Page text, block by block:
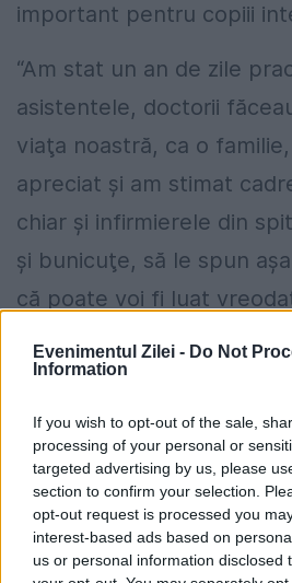
Evenimentul Zilei - Do Not
Information
If you wish to opt-out of the sale,
processing of your personal or
targeted advertising by us, please
section to confirm your selection.
opt-out request is processed you
interest-based ads based on
us or personal information disclosed
important pentru copiii
“Am stat un an de zile
asistentele, doctorii
viaţa noastră, ca o
apreciat şi am stimat
chiar şi infirmierele din
şi bunicuţe, să le spun
că poate voi fi luat
avea o viaţă nouă, faţă
care, din păcate, nu au
primească o viaţă nouă.
A fost aşa, cu activităţi,
niciodată nu a fost o viaţă
spital şi în general nu e o